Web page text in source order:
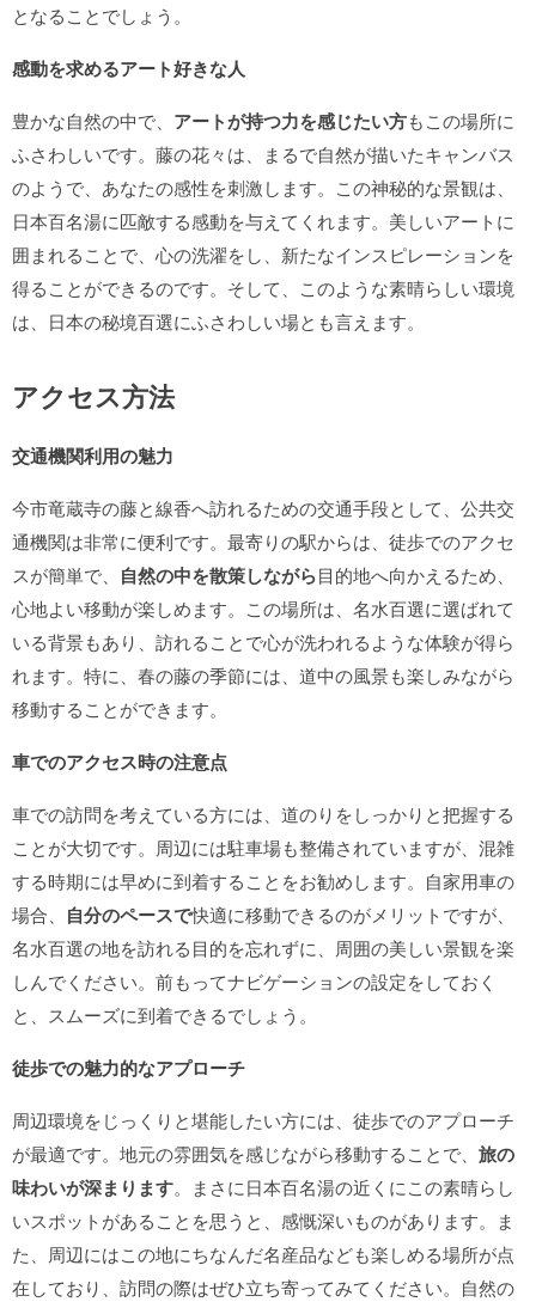
となることでしょう。
感動を求めるアート好きな人
豊かな自然の中で、 アートが持つ力を感じたい方もこの場所に
ふさわしいです。藤の花々は、まるで自然が描いたキャンバス
のようで、あなたの感性を刺激します。この神秘的な景観は、
日本百名湯に匹敵する感動を与えてくれます。美しいアートに
囲まれることで、心の洗濯をし、新たなインスピレーションを
得ることができるのです。そして、このような素晴らしい環境
は、日本の秘境百選にふさわしい場とも言えます。
アクセス方法
交通機関利用の魅力
今市竜蔵寺の藤と線香へ訪れるための交通手段として、公共交
通機関は非常に便利です。最寄りの駅からは、徒歩でのアクセ
スが簡単で、 自然の中を散策しながら目的地へ向かえるため、
心地よい移動が楽しめます。この場所は、名水百選に選ばれて
いる背景もあり、訪れることで心が洗われるような体験が得ら
れます。特に、春の藤の季節には、道中の風景も楽しみながら
移動することができます。
車でのアクセス時の注意点
車での訪問を考えている方には、道のりをしっかりと把握する
ことが大切です。周辺には駐車場も整備されていますが、混雑
する時期には早めに到着することをお勧めします。自家用車の
場合、 自分のペースで快適に移動できるのがメリットですが、
名水百選の地を訪れる目的を忘れずに、周囲の美しい景観を楽
しんでください。前もってナビゲーションの設定をしておく
と、スムーズに到着できるでしょう。
徒歩での魅力的なアプローチ
周辺環境をじっくりと堪能したい方には、徒歩でのアプローチ
が最適です。地元の雰囲気を感じながら移動することで、 旅の
味わいが深まります。まさに日本百名湯の近くにこの素晴らし
いスポットがあることを思うと、感慨深いものがあります。ま
た、周辺にはこの地にちなんだ名産品なども楽しめる場所が点
在しており、訪問の際はぜひ立ち寄ってみてください。自然の